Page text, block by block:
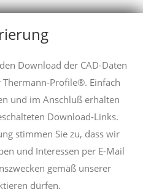
Download der CAD-Daten
Profile®. Einfach
und im Anschluß erhalten
Download-Links.
stimmen Sie zu, dass wir
und Interessen per E-Mail
gemäß unserer
dürfen.